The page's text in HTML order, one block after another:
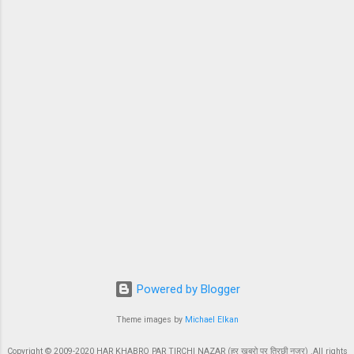
Powered by Blogger
Theme images by Michael Elkan
Copyright © 2009-2020 HAR KHABRO PAR TIRCHI NAZAR (हर खबरो पर तिरछी नजर) .All rights